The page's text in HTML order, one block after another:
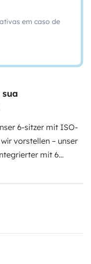
em caso de
6-sitzer mit ISO-
vorstellen – unser
mit 6
Ideal für Familien
im Font sind riesig
die
cm sehr viel Platz.